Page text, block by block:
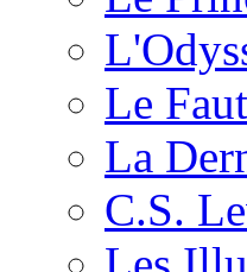
Le
La
C.S.